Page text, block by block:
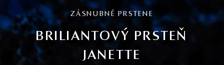
ZÁSNUBNÉ PRSTENE
BRILIANTOVÝ PRSTEŇ
JANETTE